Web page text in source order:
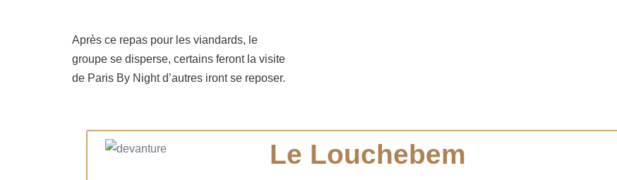
Après ce repas pour les viandards, le
groupe se disperse, certains feront la visite
de Paris By Night d’autres iront se reposer.
Le Louchebem